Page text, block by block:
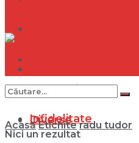
Internațional
Diverse
Infidelitate
Nici un rezultat
Acasă Etichite radu tudor